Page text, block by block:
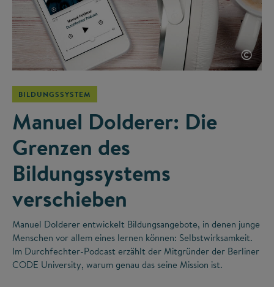
©
BILDUNGSSYSTEM
Manuel Dolderer: Die
Grenzen des
Bildungssystems
verschieben
Manuel Dolderer entwickelt Bildungsangebote, in denen junge
Menschen vor allem eines lernen können: Selbstwirksamkeit.
Im Durchfechter-Podcast erzählt der Mitgründer der Berliner
CODE University, warum genau das seine Mission ist.